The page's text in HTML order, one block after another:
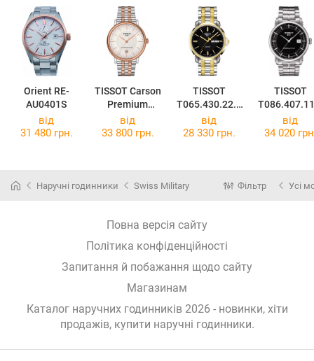
Orient RE-
AU0401S
TISSOT Carson
Premium
Powermatic 80
T122.407.22.0
TISSOT
T065.430.22.0
51.00
TISSOT
51.00
від
31 480 грн.
від
33 800 грн.
від
28 330 грн.
від
34 020
Наручні годинники Swiss Military Фільтр Усі
Повна версія сайту
Політика конфіденційності
Запитання й побажання щодо сайту
Магазинам
Каталог наручних годинників 2026 - новинки, хіти
продажів, купити наручні годинники.